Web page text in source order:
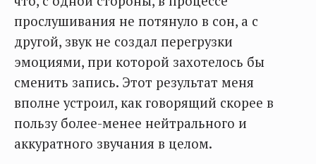
прослушивания не потянуло в сон, а с
другой, звук не создал перегрузки
эмоциями, при которой захотелось бы
сменить запись. Этот результат меня
вполне устроил, как говорящий скорее в
пользу более-менее нейтрального и
аккуратного звучания в целом.